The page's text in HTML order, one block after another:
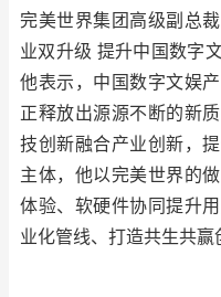
完美世界集团高级副总
业双升级 提升中国数字
他表示，中国数字文娱
正释放出源源不断的新
技创新融合产业创新，
主体，他以完美世界的
体验、软硬件协同提升
业化管线、打造共生共赢